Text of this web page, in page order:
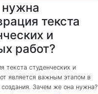
текста
и
работ?
текста студенческих и
является важным этапом в
создания. Зачем же она нужна?